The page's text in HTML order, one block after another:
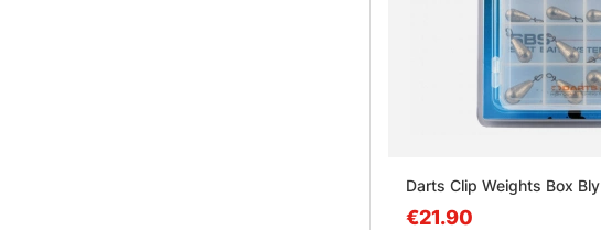
Darts Clip Weights Box Bly
€21.90